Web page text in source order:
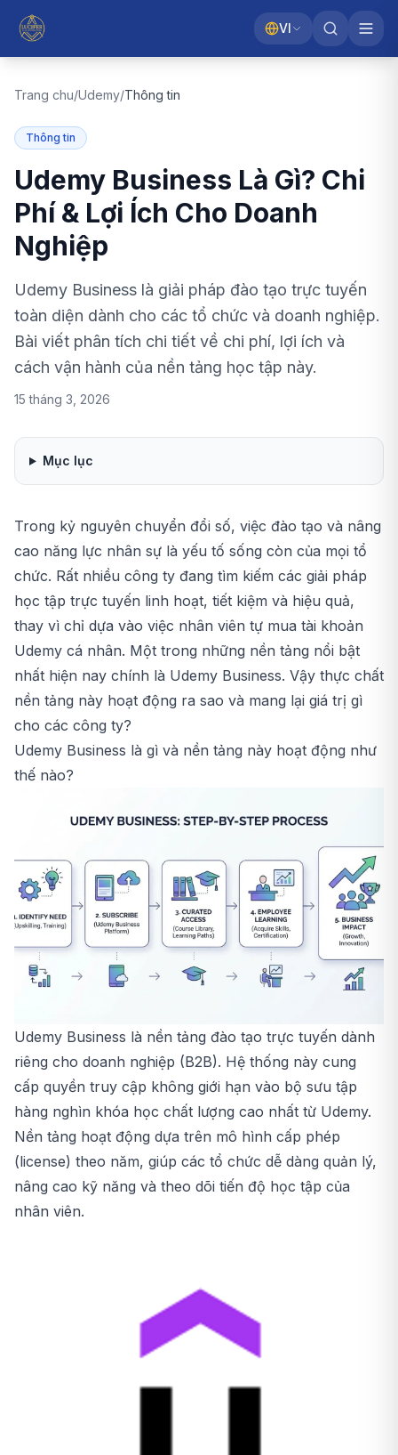
VI
Trang chu/Udemy/Thông tin
Thông tin
Udemy Business Là Gì? Chi
Phí & Lợi Ích Cho Doanh
Nghiệp
Udemy Business là giải pháp đào tạo trực tuyến
toàn diện dành cho các tổ chức và doanh nghiệp.
Bài viết phân tích chi tiết về chi phí, lợi ích và
cách vận hành của nền tảng học tập này.
15 tháng 3, 2026
Mục lục
Trong kỷ nguyên chuyển đổi số, việc đào tạo và nâng
cao năng lực nhân sự là yếu tố sống còn của mọi tổ
chức. Rất nhiều công ty đang tìm kiếm các giải pháp
học tập trực tuyến linh hoạt, tiết kiệm và hiệu quả,
thay vì chỉ dựa vào việc nhân viên tự mua tài khoản
Udemy cá nhân. Một trong những nền tảng nổi bật
nhất hiện nay chính là Udemy Business. Vậy thực chất
nền tảng này hoạt động ra sao và mang lại giá trị gì
cho các công ty?
Udemy Business là gì và nền tảng này hoạt động như
thế nào?
Udemy Business là nền tảng đào tạo trực tuyến dành
riêng cho doanh nghiệp (B2B). Hệ thống này cung
cấp quyền truy cập không giới hạn vào bộ sưu tập
hàng nghìn khóa học chất lượng cao nhất từ Udemy.
Nền tảng hoạt động dựa trên mô hình cấp phép
(license) theo năm, giúp các tổ chức dễ dàng quản lý,
nâng cao kỹ năng và theo dõi tiến độ học tập của
nhân viên.